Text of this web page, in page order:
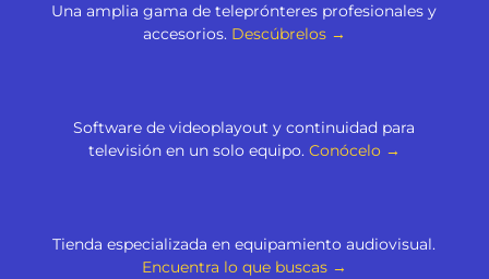
Una amplia gama de teleprónteres profesionales y
accesorios. Descúbrelos →
Software de videoplayout y continuidad para
televisión en un solo equipo. Conócelo →
Tienda especializada en equipamiento audiovisual.
Encuentra lo que buscas →